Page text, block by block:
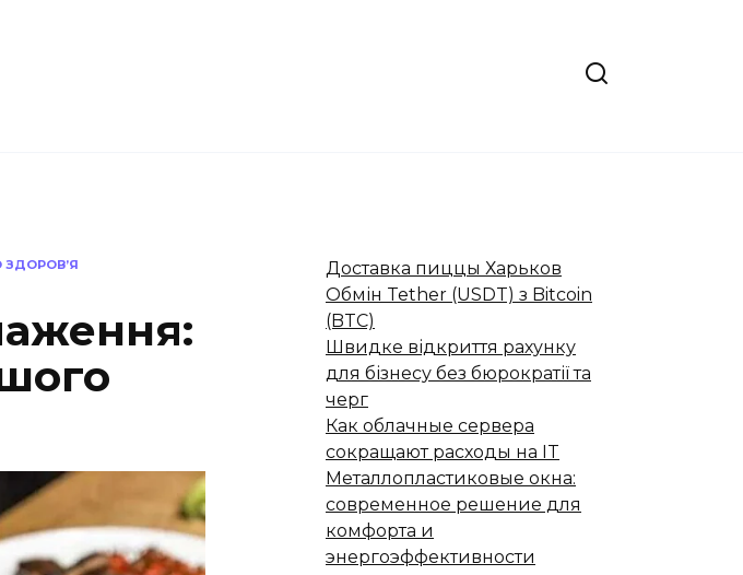
Доставка пиццы Харьков
Обмін Tether (USDT) з Bitcoin
(BTC)
Швидке відкриття рахунку
для бізнесу без бюрократії та
черг
Как облачные сервера
сокращают расходы на IT
Металлопластиковые окна:
современное решение для
комфорта и
энергоэффективности